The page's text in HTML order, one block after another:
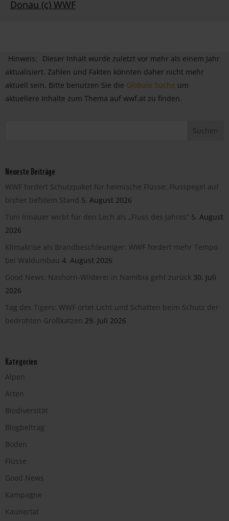
Donau (c) WWF
Hinweis:
Dieser Inhalt wurde zuletzt vor mehr als einem Jahr
aktualisiert. Zahlen und Fakten könnten daher nicht mehr
aktuell sein. Bitte benutzen Sie die Globale Suche um
aktuellere Inhalte zum Thema auf wwf.at zu finden.
Neueste Beiträge
WWF fordert Schutzpaket für heimische Flüsse: Flusspegel auf
bisher tiefstem Stand 5. August 2026
Toni Innauer wirbt für den Lech als „Fluss des Jahres“ 5. August
2026
Klimakrise als Brandbeschleuniger: WWF fordert mehr Tempo
bei Waldumbau 4. August 2026
Good News: Nashorn-Wilderei in Namibia geht zurück 30. Juli
2026
Tag des Tigers: WWF ortet Licht und Schatten beim Schutz der
bedrohten Großkatzen 29. Juli 2026
Kategorien
Alpen
Arten
Biodiversität
Blogbeitrag
Boden
Flüsse
Good News
Kampagne
Kaunertal